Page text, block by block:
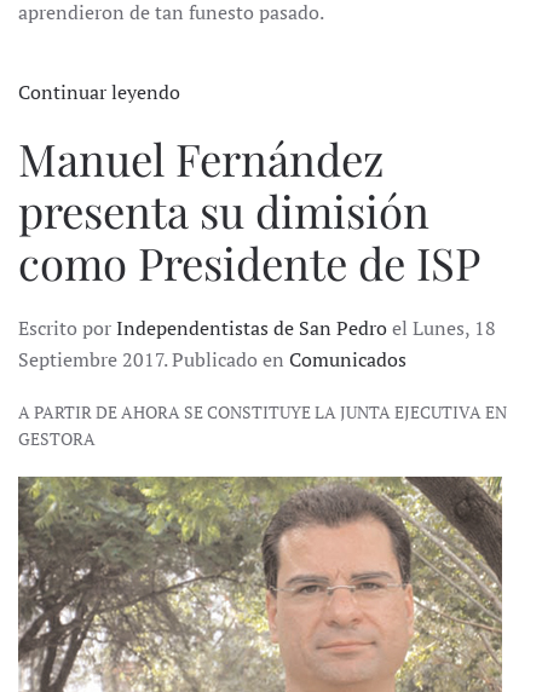
aprendieron de tan funesto pasado.
Continuar leyendo
Manuel Fernández
presenta su dimisión
como Presidente de ISP
Escrito porIndependentistas de San Pedroel Lunes, 18
Septiembre 2017. Publicado en Comunicados
A PARTIR DE AHORA SE CONSTITUYE LA JUNTA EJECUTIVA EN
GESTORA